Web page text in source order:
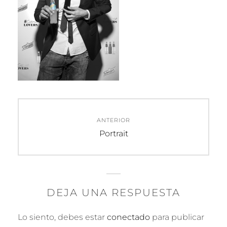
entradas
ANTERIOR
Entrada
Portrait
DEJA UNA RESPUESTA
Lo siento, debes estar conectado para publicar